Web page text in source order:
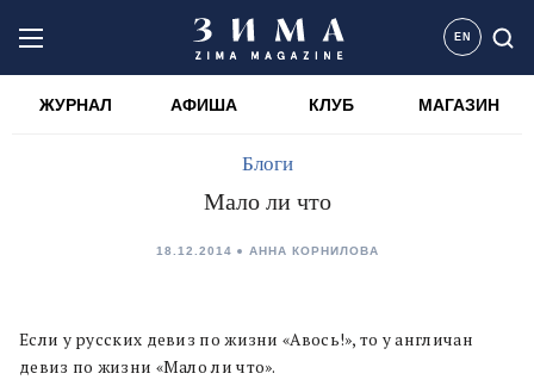
EN
ЖУРНАЛ АФИША КЛУБ МАГАЗИН
Блоги
Мало ли что
18.12.2014 АННА КОРНИЛОВА
Если у русских девиз по жизни «Авось!», то у англичан
девиз по жизни «Мало ли что».